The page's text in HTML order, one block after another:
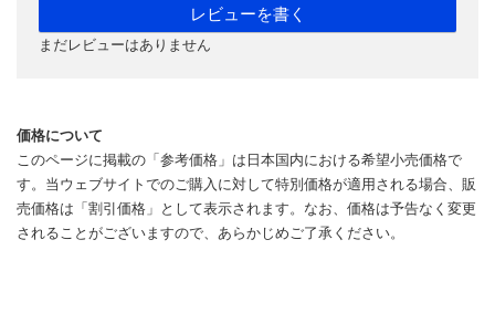
レビューを書く
まだレビューはありません
価格について
このページに掲載の「参考価格」は日本国内における希望小売価格で
す。当ウェブサイトでのご購入に対して特別価格が適用される場合、販
売価格は「割引価格」として表示されます。なお、価格は予告なく変更
されることがございますので、あらかじめご了承ください。